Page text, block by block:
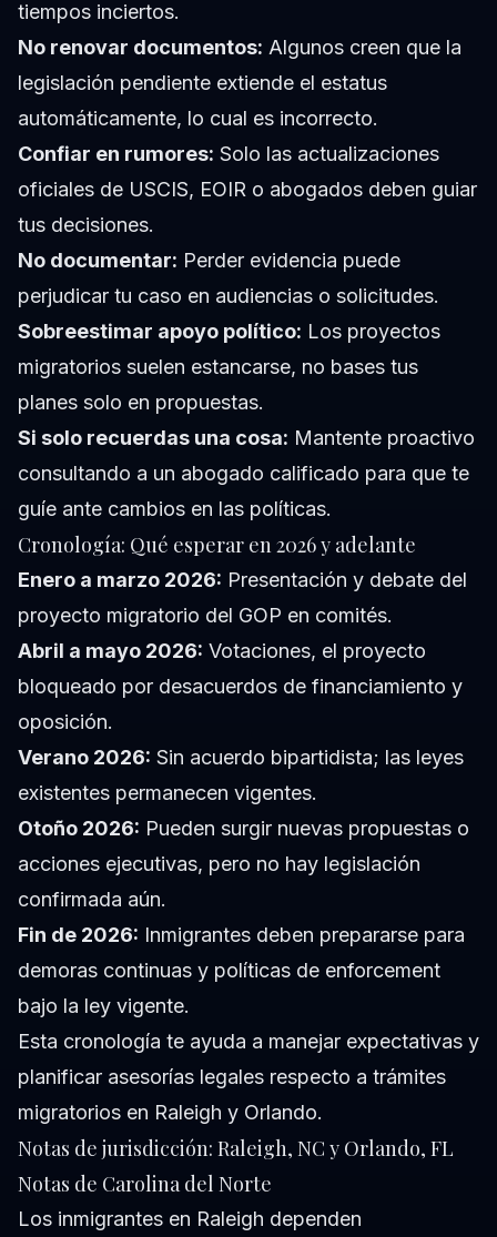
tiempos inciertos.
No renovar documentos: Algunos creen que la
legislación pendiente extiende el estatus
automáticamente, lo cual es incorrecto.
Confiar en rumores: Solo las actualizaciones
oficiales de USCIS, EOIR o abogados deben guiar
tus decisiones.
No documentar: Perder evidencia puede
perjudicar tu caso en audiencias o solicitudes.
Sobreestimar apoyo político: Los proyectos
migratorios suelen estancarse, no bases tus
planes solo en propuestas.
Si solo recuerdas una cosa: Mantente proactivo
consultando a un abogado calificado para que te
guíe ante cambios en las políticas.
Cronología: Qué esperar en 2026 y adelante
Enero a marzo 2026: Presentación y debate del
proyecto migratorio del GOP en comités.
Abril a mayo 2026: Votaciones, el proyecto
bloqueado por desacuerdos de financiamiento y
oposición.
Verano 2026: Sin acuerdo bipartidista; las leyes
existentes permanecen vigentes.
Otoño 2026: Pueden surgir nuevas propuestas o
acciones ejecutivas, pero no hay legislación
confirmada aún.
Fin de 2026: Inmigrantes deben prepararse para
demoras continuas y políticas de enforcement
bajo la ley vigente.
Esta cronología te ayuda a manejar expectativas y
planificar asesorías legales respecto a trámites
migratorios en Raleigh y Orlando.
Notas de jurisdicción: Raleigh, NC y Orlando, FL
Notas de Carolina del Norte
Los inmigrantes en Raleigh dependen